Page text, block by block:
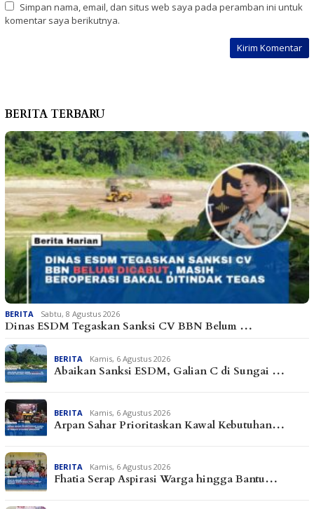
Simpan nama, email, dan situs web saya pada peramban ini untuk
komentar saya berikutnya.
BERITA TERBARU
BERITA Sabtu, 8 Agustus 2026
Dinas ESDM Tegaskan Sanksi CV BBN Belum …
BERITA Kamis, 6 Agustus 2026
Abaikan Sanksi ESDM, Galian C di Sungai …
BERITA Kamis, 6 Agustus 2026
Arpan Sahar Prioritaskan Kawal Kebutuhan…
BERITA Kamis, 6 Agustus 2026
Fhatia Serap Aspirasi Warga hingga Bantu…